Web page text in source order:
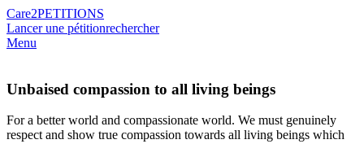
Care2PETITIONS
Lancer une pétitionrechercher
Menu
Unbaised compassion to all living beings
For a better world and compassionate world. We must genuinely
respect and show true compassion towards all living beings which